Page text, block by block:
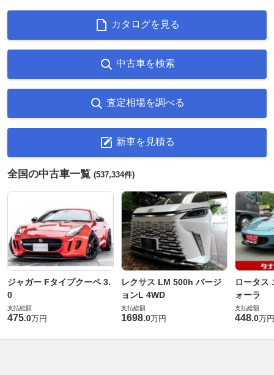
カタログを見る
中古車を検索
査定相場を調べる
新車を見積る
全国の中古車一覧 (537,334件)
ジャガー Fタイプクーペ 3.
0
支払総額
475.0万円
レクサス LM 500h バージ
ョンL 4WD
支払総額
1698.0万円
ロータス
ォーラ
支払総額
448.0万円